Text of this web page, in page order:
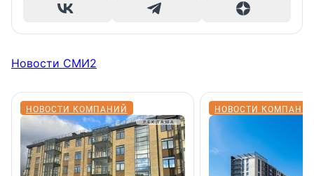
Новости СМИ2
НОВОСТИ КОМПАНИЙ НОВОСТИ